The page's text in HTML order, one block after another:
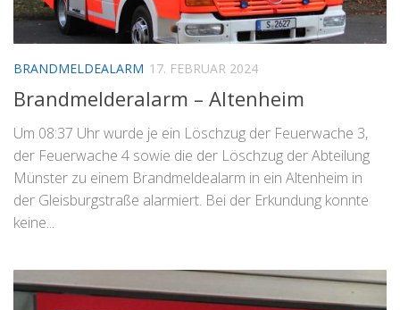
BRANDMELDEALARM 17. FEBRUAR 2024
Brandmelderalarm – Altenheim
Um 08:37 Uhr wurde je ein Löschzug der Feuerwache 3,
der Feuerwache 4 sowie die der Löschzug der Abteilung
Münster zu einem Brandmeldealarm in ein Altenheim in
der Gleisburgstraße alarmiert. Bei der Erkundung konnte
keine...